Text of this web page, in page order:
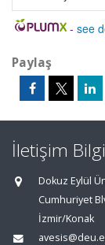
- see
Paylaş
İletişim
Dokuz Eylül
Cumhuriyet
İzmir/Konak